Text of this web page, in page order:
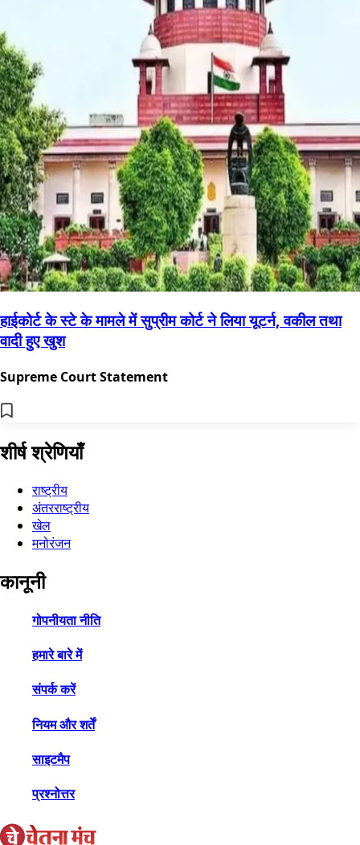
हाईकोर्ट के स्टे के मामले में सुप्रीम कोर्ट ने लिया यूटर्न, वकील तथा
वादी हुए खुश
Supreme Court Statement
शीर्ष श्रेणियाँ
राष्ट्रीय
अंतरराष्ट्रीय
खेल
मनोरंजन
कानूनी
गोपनीयता नीति
हमारे बारे में
संपर्क करें
नियम और शर्तें
साइटमैप
प्रश्नोत्तर